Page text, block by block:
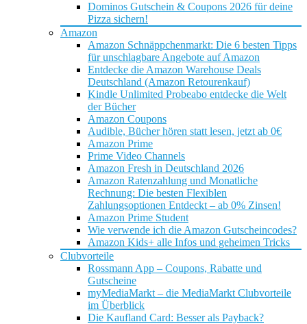
Dominos Gutschein & Coupons 2026 für deine
Pizza sichern!
Amazon
Amazon Schnäppchenmarkt: Die 6 besten Tipps
für unschlagbare Angebote auf Amazon
Entdecke die Amazon Warehouse Deals
Deutschland (Amazon Retourenkauf)
Kindle Unlimited Probeabo entdecke die Welt
der Bücher
Amazon Coupons
Audible, Bücher hören statt lesen, jetzt ab 0€
Amazon Prime
Prime Video Channels
Amazon Fresh in Deutschland 2026
Amazon Ratenzahlung und Monatliche
Rechnung: Die besten Flexiblen
Zahlungsoptionen Entdeckt – ab 0% Zinsen!
Amazon Prime Student
Wie verwende ich die Amazon Gutscheincodes?
Amazon Kids+ alle Infos und geheimen Tricks
Clubvorteile
Rossmann App – Coupons, Rabatte und
Gutscheine
myMediaMarkt – die MediaMarkt Clubvorteile
im Überblick
Die Kaufland Card: Besser als Payback?